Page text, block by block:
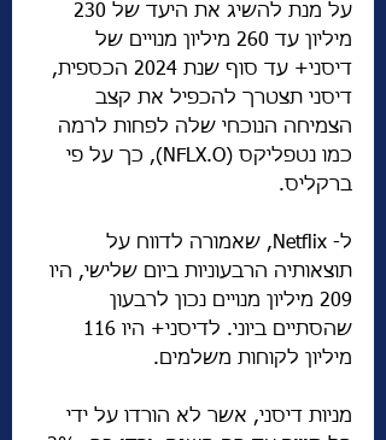
מיליון עד 260 מיליון מנויים של
דיסני+ עד סוף שנת 2024 הכספית,
דיסני תצטרך להכפיל את קצב
הצמיחה הנוכחי שלה לפחות לרמה
כמו נטפליקס (NFLX.O), כך על פי
ברקליס.
ל- Netflix, שאמורה לדווח על
תוצאותיה הרבעוניות ביום שלישי, היו
209 מיליון מנויים נכון לרבעון
מיליון לקוחות משלמים.
מניות דיסני, אשר לא הורדו על ידי